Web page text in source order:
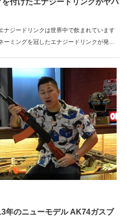
付けたエナジードリンクがヤバ
ナジードリンクは世界中で飲まれています
ーミングを冠したエナジードリンクが発売
年のニューモデル AK74ガスブ